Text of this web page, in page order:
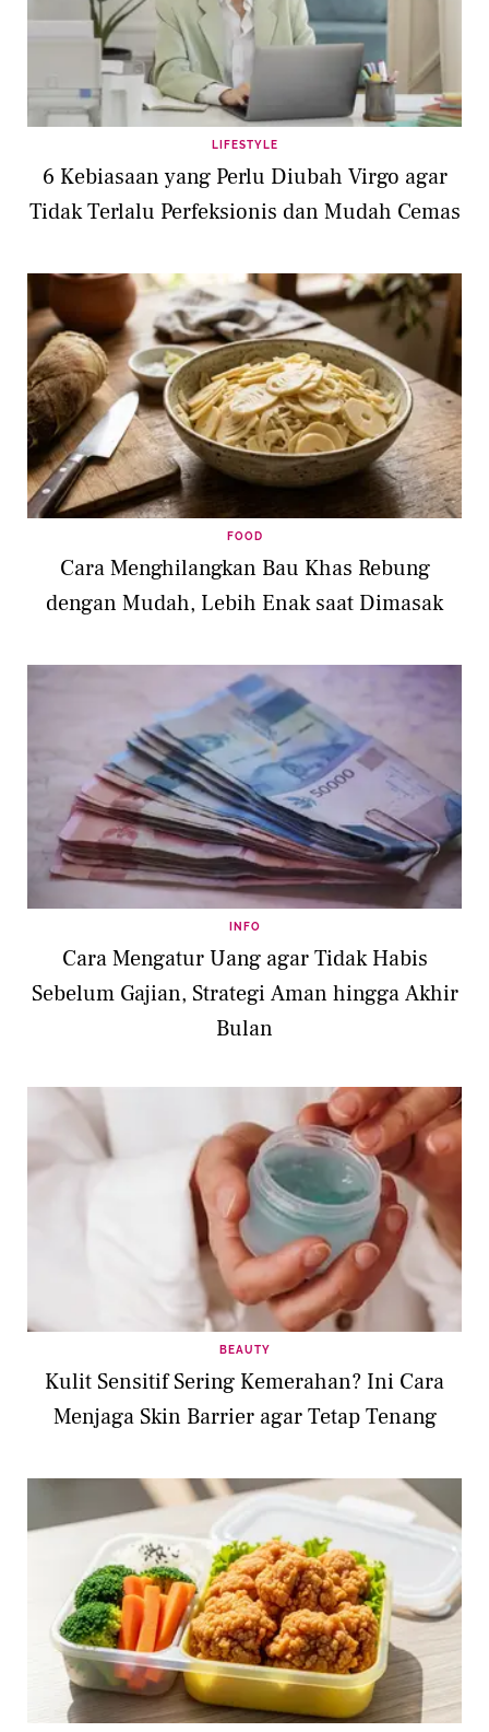
LIFESTYLE
6 Kebiasaan yang Perlu Diubah Virgo agar
Tidak Terlalu Perfeksionis dan Mudah Cemas
FOOD
Cara Menghilangkan Bau Khas Rebung
dengan Mudah, Lebih Enak saat Dimasak
INFO
Cara Mengatur Uang agar Tidak Habis
Sebelum Gajian, Strategi Aman hingga Akhir
Bulan
BEAUTY
Kulit Sensitif Sering Kemerahan? Ini Cara
Menjaga Skin Barrier agar Tetap Tenang